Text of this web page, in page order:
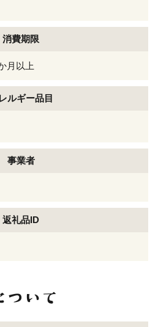
消費期限
月以上
ルギー品目
事業者
返礼品ID